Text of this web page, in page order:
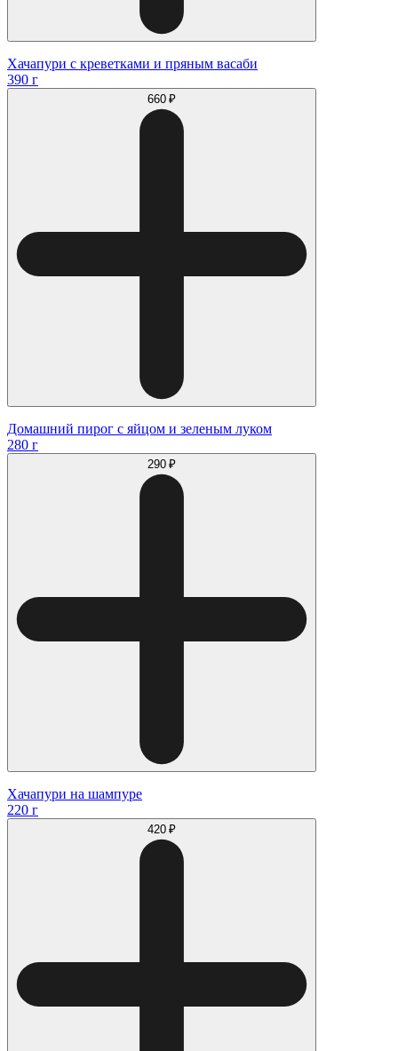
Хачапури с креветками и пряным васаби
390 г
660 ₽
Домашний пирог с яйцом и зеленым луком
280 г
290 ₽
Хачапури на шампуре
220 г
420 ₽